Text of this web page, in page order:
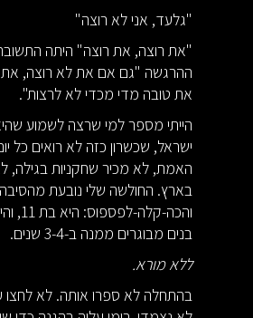
"גלעד, אני לא רוצה"
"את רוצה, את רוצה" היתה
ההרגשה "גם אם את לא רוצה, את
את טובה מדי מכדי לא לרצות".
הייתי מספר למי שרצה לשמוע
ישראל, שכשרון כזה לא רואים כל
האמת, לא מכיר שחקניות בגילה,
בארץ. החולשה שלי נובעת
והכה-
בנים מבוגרים ממנה ב-3-4 שנים.
ללא מורא.
בהתחלה לא ספרו אותה. לא